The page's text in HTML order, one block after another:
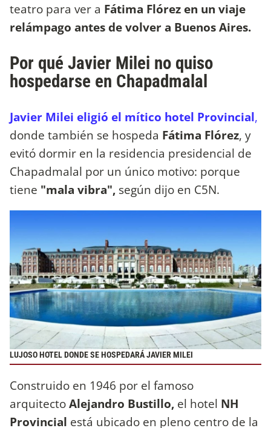
teatro para ver a Fátima Flórez en un viaje
relámpago antes de volver a Buenos Aires.
Por qué Javier Milei no quiso
hospedarse en Chapadmalal
Javier Milei eligió el mítico hotel Provincial,
donde también se hospeda Fátima Flórez, y
evitó dormir en la residencia presidencial de
Chapadmalal por un único motivo: porque
tiene "mala vibra", según dijo en C5N.
LUJOSO HOTEL DONDE SE HOSPEDARÁ JAVIER MILEI
Construido en 1946 por el famoso
arquitectoAlejandro Bustillo, el hotel NH
Provincial está ubicado en pleno centro de la